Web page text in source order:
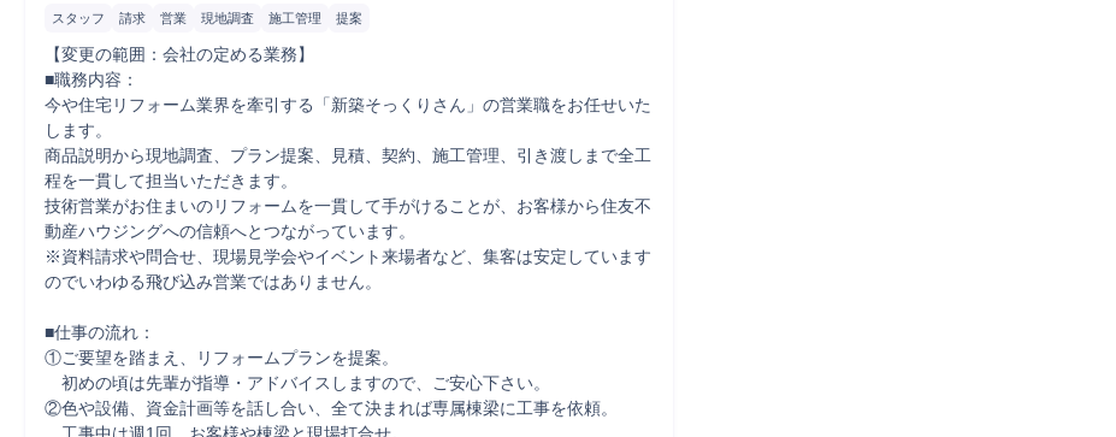
スタッフ 請求 営業 現地調査 施工管理 提案
【変更の範囲：会社の定める業務】
■職務内容：
今や住宅リフォーム業界を牽引する「新築そっくりさん」の営業職をお任せいた
します。
商品説明から現地調査、プラン提案、見積、契約、施工管理、引き渡しまで全工
程を一貫して担当いただきます。
技術営業がお住まいのリフォームを一貫して手がけることが、お客様から住友不
動産ハウジングへの信頼へとつながっています。
※資料請求や問合せ、現場見学会やイベント来場者など、集客は安定しています
のでいわゆる飛び込み営業ではありません。
■仕事の流れ：
①ご要望を踏まえ、リフォームプランを提案。
初めの頃は先輩が指導・アドバイスしますので、ご安心下さい。
②色や設備、資金計画等を話し合い、全て決まれば専属棟梁に工事を依頼。